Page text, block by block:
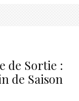
de Sortie :
de Saison